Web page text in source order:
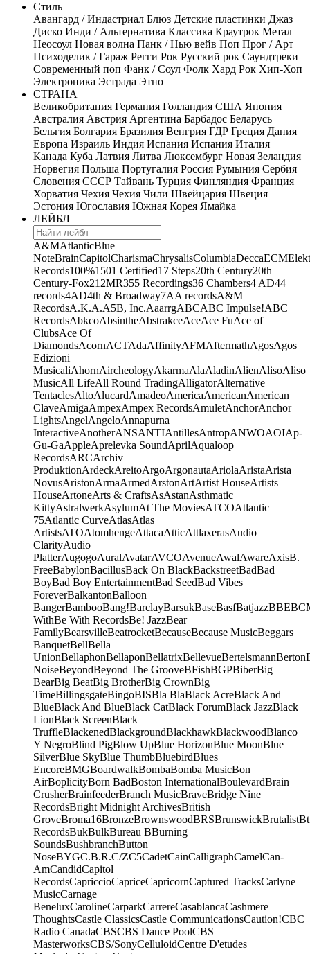
Стиль
Авангард / Индастриал Блюз Детские пластинки Джаз
Диско Инди / Альтернатива Классика Краутрок Метал
Неосоул Новая волна Панк / Нью вейв Поп Прог / Арт
Психоделик / Гараж Регги Рок Русский рок Саундтреки
Современный поп Фанк / Соул Фолк Хард Рок Хип-Хоп
Электроника Эстрада Этно
СТРАНА
Великобритания Германия Голландия США Япония
Австралия Австрия Аргентина Барбадос Беларусь
Бельгия Болгария Бразилия Венгрия ГДР Греция Дания
Европа Израиль Индия Испания Испания Италия
Канада Куба Латвия Литва Люксембург Новая Зеландия
Норвегия Польша Португалия Россия Румыния Сербия
Словения СССР Тайвань Турция Финляндия Франция
Хорватия Чехия Чехия Чили Швейцария Швеция
Эстония Югославия Южная Корея Ямайка
ЛЕЙБЛ
A&MAtlanticBlue
NoteBrainCapitolCharismaChrysalisColumbiaDeccaECM
Records100%1501 Certified17 Steps20th Century20th
Century-Fox21 2MR355 Recordings36 Chambers4 AD44
records4AD4th & Broadway7AA recordsA&M
RecordsA.K.A.A5B, Inc.AaarrgABCABC Impulse!ABC
RecordsAbkcoAbsintheAbstrakceAceAce FuAce of
ClubsAce Of
DiamondsAcornACTAdaAffinityAFMAftermathAgosAgos
Edizioni
MusicaliAhornAircheologyAkarmaAlaAladinAlienAlisoAliso
MusicAll LifeAll Round TradingAlligatorAlternative
TentaclesAltoAlucardAmadeoAmericaAmericanAmerican
ClaveAmigaAmpexAmpex RecordsAmuletAnchorAnchor
LightsAngelAngeloAnnapurna
InteractiveAnotherANSANTIAntillesAntropANWOAOIAp-
Gu-GaAppleAprelevka SoundAprilAqualoop
RecordsARCArchiv
ProduktionArdeckAreitoArgoArgonautaAriolaAristaArista
NovusAristonArmaArmedArstonArtArtist HouseArtists
HouseArtoneArts & CraftsAsAstanAsthmatic
KittyAstralwerkAsylumAt The MoviesATCOAtlantic
75Atlantic CurveAtlasAtlas
ArtistsATOAtomhengeAttacaAtticAttlaxerasAudio
ClarityAudio
PlatterAugogoAuralAvatarAVCOAvenueAwalAwareAxisB.
FreeBabylonBacillusBack On BlackBackstreetBadBad
BoyBad Boy EntertainmentBad SeedBad Vibes
ForeverBalkantonBalloon
BangerBambooBang!BarclayBarsukBaseBasfBatjazzBBE
WithBe With RecordsBe! JazzBear
FamilyBearsvilleBeatrocketBecauseBecause MusicBeggars
BanquetBellBella
UnionBellaphonBellaponBellatrixBellevueBertelsmannBerton
NoiseBeyondBeyond The GrooveBFishBGPBiberBig
BearBig BeatBig BrotherBig CrownBig
TimeBillingsgateBingoBISBla BlaBlack AcreBlack And
BlueBlack And BlueBlack CatBlack ForumBlack JazzBlack
LionBlack ScreenBlack
TruffleBlackenedBlackgroundBlackhawkBlackwoodBlanco
Y NegroBlind PigBlow UpBlue HorizonBlue MoonBlue
SilverBlue SkyBlue ThumbBluebirdBlues
EncoreBMGBoardwalkBombaBomba MusicBon
AirBoplicityBorn BadBoston InternationalBoulevardBrain
CrusherBrainfeederBranch MusicBraveBridge Nine
RecordsBright Midnight ArchivesBritish
GroveBroma16BronzeBrownswoodBRSBrunswickBrutalist
RecordsBukBulkBureau BBurning
SoundsBushbranchButton
NoseBYGC.B.R.C/ZC5CadetCainCalligraphCamelCan-
AmCandidCapitol
RecordsCapriccioCapriceCapricornCaptured TracksCarlyne
MusicCarnage
BeneluxCarolineCarparkCarrereCasablancaCashmere
ThoughtsCastle ClassicsCastle CommunicationsCaution!CBC
Radio CanadaCBSCBS Dance PoolCBS
MasterworksCBS/SonyCelluloidCentre D'etudes